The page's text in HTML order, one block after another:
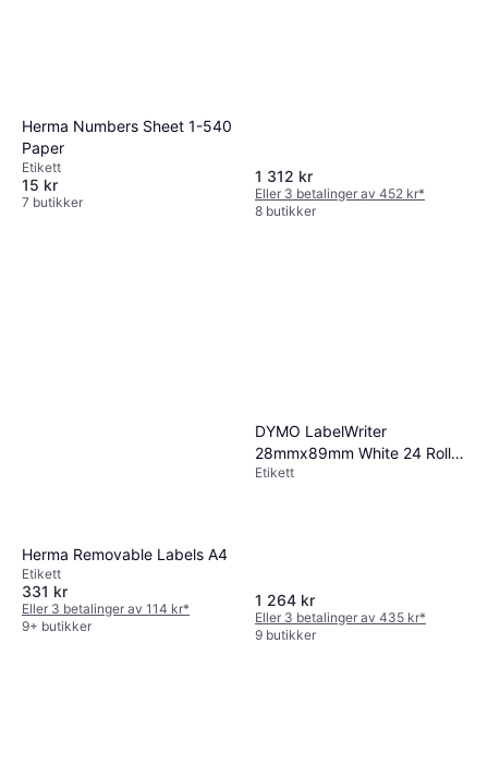
Herma Numbers Sheet 1-540
Paper
Etikett
15 kr
7 butikker
1 312 kr
Eller 3 betalinger av 452 kr*
8 butikker
Herma Removable Labels A4
Etikett
331 kr
Eller 3 betalinger av 114 kr*
9+ butikker
DYMO LabelWriter
28mmx89mm White 24 Rolls
x 130 Labels
Etikett
1 264 kr
Eller 3 betalinger av 435 kr*
9 butikker